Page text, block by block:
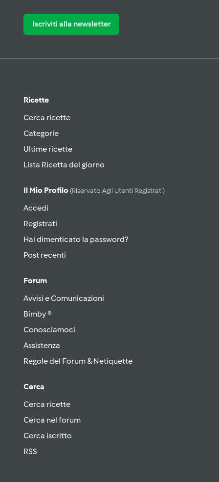
Iscriviti alla newsletter
Ricette
Cerca ricette
Categorie
Ultime ricette
Lista Ricetta del giorno
Il Mio Profilo (riservato Agli Utenti Registrati)
Accedi
Registrati
Hai dimenticato la password?
Post recenti
Forum
Avvisi e Comunicazioni
Bimby ®
Conosciamoci
Assistenza
Regole del Forum & Netiquette
Cerca
Cerca ricette
Cerca nel forum
Cerca iscritto
RSS